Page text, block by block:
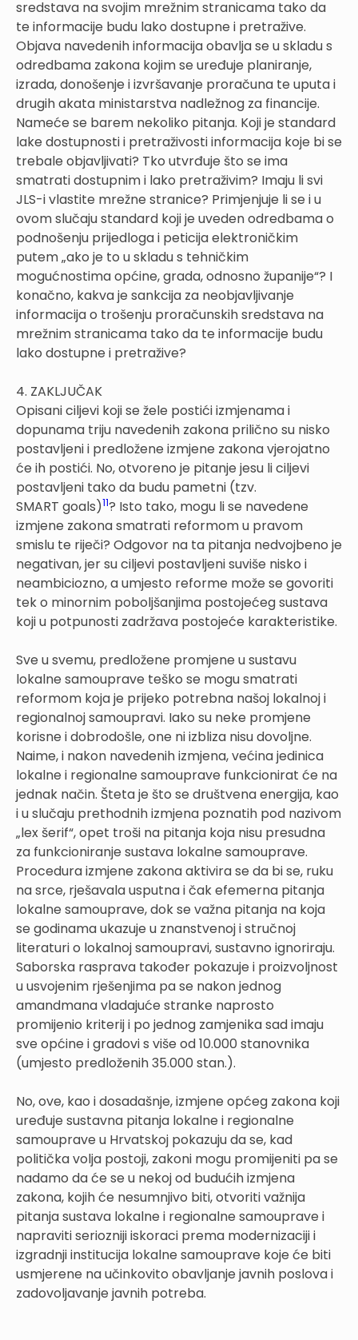
sredstava na svojim mrežnim stranicama tako da
te informacije budu lako dostupne i pretražive.
Objava navedenih informacija obavlja se u skladu s
odredbama zakona kojim se uređuje planiranje,
izrada, donošenje i izvršavanje proračuna te uputa i
drugih akata ministarstva nadležnog za financije.
Nameće se barem nekoliko pitanja. Koji je standard
lake dostupnosti i pretraživosti informacija koje bi se
trebale objavljivati? Tko utvrđuje što se ima
smatrati dostupnim i lako pretraživim? Imaju li svi
JLS-i vlastite mrežne stranice? Primjenjuje li se i u
ovom slučaju standard koji je uveden odredbama o
podnošenju prijedloga i peticija elektroničkim
putem „ako je to u skladu s tehničkim
mogućnostima općine, grada, odnosno županije“? I
konačno, kakva je sankcija za neobjavljivanje
informacija o trošenju proračunskih sredstava na
mrežnim stranicama tako da te informacije budu
lako dostupne i pretražive?
4. ZAKLJUČAK
Opisani ciljevi koji se žele postići izmjenama i
dopunama triju navedenih zakona prilično su nisko
postavljeni i predložene izmjene zakona vjerojatno
će ih postići. No, otvoreno je pitanje jesu li ciljevi
postavljeni tako da budu pametni (tzv.
SMART goals)11? Isto tako, mogu li se navedene
izmjene zakona smatrati reformom u pravom
smislu te riječi? Odgovor na ta pitanja nedvojbeno je
negativan, jer su ciljevi postavljeni suviše nisko i
neambiciozno, a umjesto reforme može se govoriti
tek o minornim poboljšanjima postojećeg sustava
koji u potpunosti zadržava postojeće karakteristike.
Sve u svemu, predložene promjene u sustavu
lokalne samouprave teško se mogu smatrati
reformom koja je prijeko potrebna našoj lokalnoj i
regionalnoj samoupravi. Iako su neke promjene
korisne i dobrodošle, one ni izbliza nisu dovoljne.
Naime, i nakon navedenih izmjena, većina jedinica
lokalne i regionalne samouprave funkcionirat će na
jednak način. Šteta je što se društvena energija, kao
i u slučaju prethodnih izmjena poznatih pod nazivom
„lex šerif“, opet troši na pitanja koja nisu presudna
za funkcioniranje sustava lokalne samouprave.
Procedura izmjene zakona aktivira se da bi se, ruku
na srce, rješavala usputna i čak efemerna pitanja
lokalne samouprave, dok se važna pitanja na koja
se godinama ukazuje u znanstvenoj i stručnoj
literaturi o lokalnoj samoupravi, sustavno ignoriraju.
Saborska rasprava također pokazuje i proizvoljnost
u usvojenim rješenjima pa se nakon jednog
amandmana vladajuće stranke naprosto
promijenio kriterij i po jednog zamjenika sad imaju
sve općine i gradovi s više od 10.000 stanovnika
(umjesto predloženih 35.000 stan.).
No, ove, kao i dosadašnje, izmjene općeg zakona koji
uređuje sustavna pitanja lokalne i regionalne
samouprave u Hrvatskoj pokazuju da se, kad
politička volja postoji, zakoni mogu promijeniti pa se
nadamo da će se u nekoj od budućih izmjena
zakona, kojih će nesumnjivo biti, otvoriti važnija
pitanja sustava lokalne i regionalne samouprave i
napraviti seriozniji iskoraci prema modernizaciji i
izgradnji institucija lokalne samouprave koje će biti
usmjerene na učinkovito obavljanje javnih poslova i
zadovoljavanje javnih potreba.